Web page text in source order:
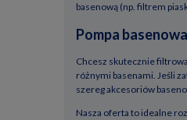
basenową (np. filtrem
Pompa
Chcesz skutecznie
różnymi basenami. Jeśli
szereg akcesoriów
Nasza oferta to idealne